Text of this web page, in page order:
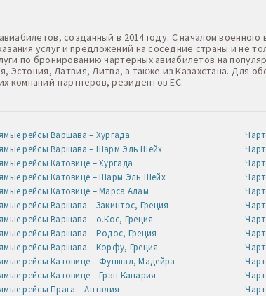
созданный в 2014 году. С началом
услуг и предложений на соседние страны и не
по бронированию чартерных авиабилетов на
Латвия, Литва, а также из Казахстана. Для
компаний-партнеров, резидентов ЕС.
рейсы Варшава – Хургада
рейсы Варшава – Шарм Эль Шейх
рейсы Катовице – Хургада
рейсы Катовице – Шарм Эль Шейх
рейсы Катовице – Марса Алам
рейсы Варшава – Закинтос, Греция
рейсы Варшава – о.Кос, Греция
рейсы Варшава – Родос, Греция
рейсы Варшава – Корфу, Греция
рейсы Катовице – Фуншал, Мадейра
рейсы Катовице – Гран Канария
рейсы Прага – Анталия